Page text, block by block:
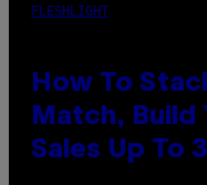
FLESHLIGHT
How To
Match, Build
Sales Up To